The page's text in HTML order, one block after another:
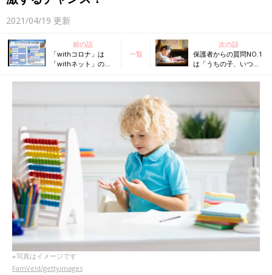
2021/04/19 更新
前の話
「withコロナ」は
「withネット」の時
や学習の遅れが取り
Part3―
一覧
次の話
保護者からの質問NO.1
は「うちの子、いつ変
子がやる気になるのは
ものやる気を引き出す
塾の塾長に聞く
※写真はイメージです
FamVeld/gettyimages